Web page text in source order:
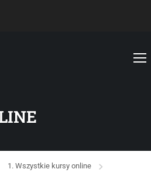
1. Wszystkie kursy online